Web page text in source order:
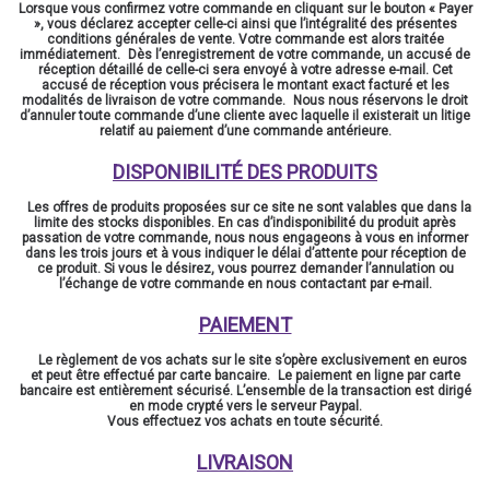
Lorsque vous confirmez votre commande en cliquant sur le bouton « Payer
», vous déclarez accepter celle-ci ainsi que l’intégralité des présentes
conditions générales de vente. Votre commande est alors traitée
immédiatement. Dès l’enregistrement de votre commande, un accusé de
réception détaillé de celle-ci sera envoyé à votre adresse e-mail. Cet
accusé de réception vous précisera le montant exact facturé et les
modalités de livraison de votre commande. Nous nous réservons le droit
d’annuler toute commande d’une cliente avec laquelle il existerait un litige
relatif au paiement d’une commande antérieure.
DISPONIBILITÉ DES PRODUITS
Les offres de produits proposées sur ce site ne sont valables que dans la
limite des stocks disponibles. En cas d’indisponibilité du produit après
passation de votre commande, nous nous engageons à vous en informer
dans les trois jours et à vous indiquer le délai d’attente pour réception de
ce produit. Si vous le désirez, vous pourrez demander l’annulation ou
l’échange de votre commande en nous contactant par e-mail.
PAIEMENT
Le règlement de vos achats sur le site s’opère exclusivement en euros
et peut être effectué par carte bancaire. Le paiement en ligne par carte
bancaire est entièrement sécurisé. L’ensemble de la transaction est dirigé
en mode crypté vers le serveur Paypal.
Vous effectuez vos achats en toute sécurité.
LIVRAISON